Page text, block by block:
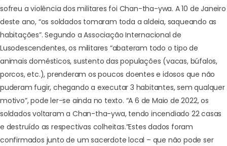
sofreu a violência dos militares foi Chan-tha-ywa. A 10 de Janeiro
deste ano, “os soldados tomaram toda a aldeia, saqueando as
habitações”. Segundo a Associação Internacional de
Lusodescendentes, os militares “abateram todo o tipo de
animais domésticos, sustento das populações (vacas, búfalos,
porcos, etc.), prenderam os poucos doentes e idosos que não
puderam fugir, chegando a executar 3 habitantes, sem qualquer
motivo”, pode ler-se ainda no texto. “A 6 de Maio de 2022, os
soldados voltaram a Chan-tha-ywa, tendo incendiado 22 casas
e destruído as respectivas colheitas.”Estes dados foram
confirmados junto de um sacerdote local – que não pode ser